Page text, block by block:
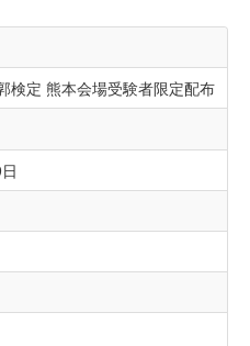
検定 熊本会場受験者限定配布